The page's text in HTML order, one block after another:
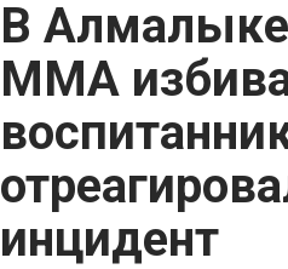
В Алмалыке
ММА
инцидент